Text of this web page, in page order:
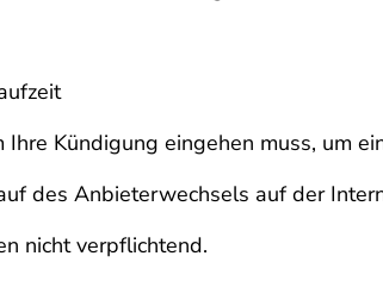
Kündigung eingehen muss, um
des Anbieterwechsels auf der
nicht verpflichtend.